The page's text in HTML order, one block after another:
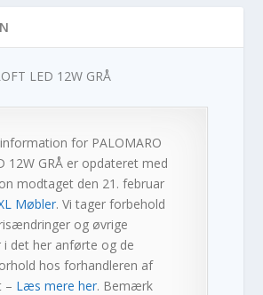
LED 12W GRÅ
for PALOMARO
12W GRÅ er opdateret med
modtaget den 21. februar
Møbler. Vi tager forbehold
og øvrige
i det her anførte og de
hos forhandleren af
– Læs mere her. Bemærk